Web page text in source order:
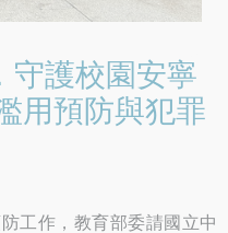
守護校園安寧
用預防與犯罪
工作，教育部委請國立中